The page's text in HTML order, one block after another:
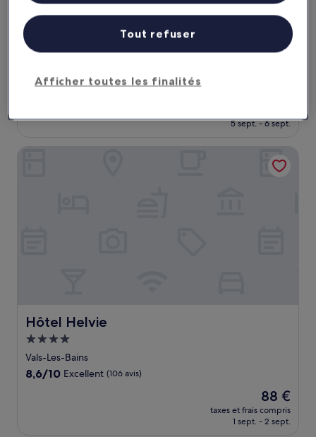
ibis Aubenas
ibis Aubenas
Hébergement
3.0 étoiles
8.8
sur
(279 avis)
8,8/10 Excellent (279 avis)
prix
de
95 €
5 sept. - 6 sept.
Hôtel Helvie
Hôtel Helvie
Hébergement
4.0 étoiles
Vals-Les-Bains
8.6
8,6/10 Excellent (106 avis)
Le
nouveau
prix
88 €
taxes et frais compris
1 sept. - 2 sept.
Afficher toutes les finalités
Tout refuser